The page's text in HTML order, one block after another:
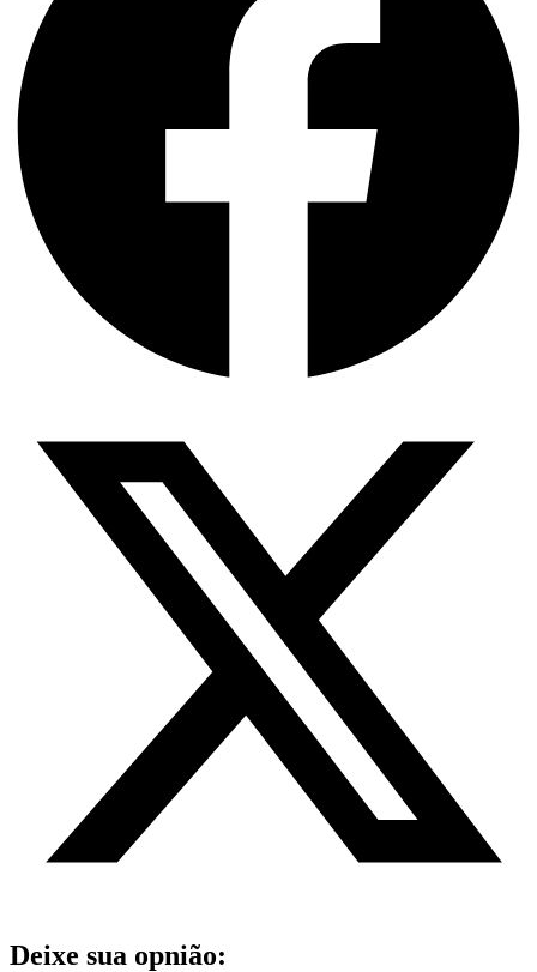
Deixe sua opnião: